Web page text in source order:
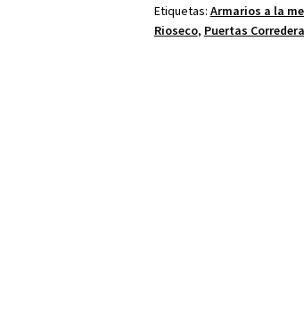
Etiquetas: Armarios a la
Rioseco, Puertas